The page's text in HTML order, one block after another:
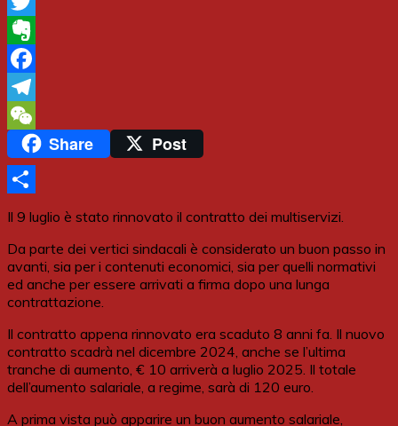
Twitter
Evernote
Facebook
Telegram
WeChatShare Post
Share
Il 9 luglio è stato rinnovato il contratto dei multiservizi.
Da parte dei vertici sindacali è considerato un buon passo in
avanti, sia per i contenuti economici, sia per quelli normativi
ed anche per essere arrivati a firma dopo una lunga
contrattazione.
Il contratto appena rinnovato era scaduto 8 anni fa. Il nuovo
contratto scadrà nel dicembre 2024, anche se l’ultima
tranche di aumento, € 10 arriverà a luglio 2025. Il totale
dell’aumento salariale, a regime, sarà di 120 euro.
A prima vista può apparire un buon aumento salariale,